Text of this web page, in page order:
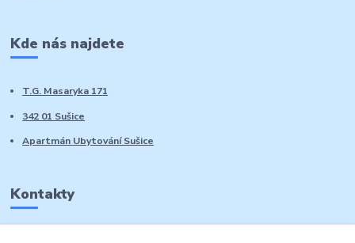
Kde nás najdete
T.G. Masaryka 171
342 01 Sušice
Apartmán Ubytování Sušice
Kontakty